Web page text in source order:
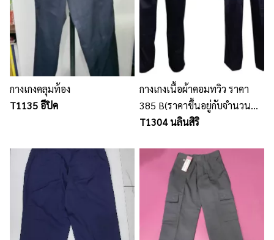
กางเกงคลุมท้อง
T1135 อีปิค
กางเกงเนื้อผ้าคอมทวิว ราคา
385 B(ราคาขึ้นอยู่กับจำนวน
ขนาดรูปแบบ ปัก และเนื้อผ้า)
T1304 นลินสิริ